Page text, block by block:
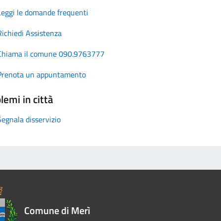
le domande frequenti
Assistenza
il comune 090.9763777
un appuntamento
in città
disservizio
Comune di Merì